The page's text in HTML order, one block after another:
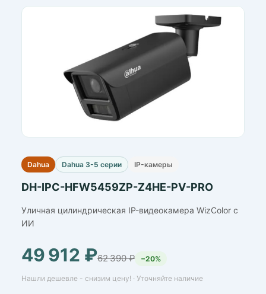
Dahua Dahua 3-5 серии IP-камеры
DH-IPC-HFW5459ZP-Z4HE-PV-PRO
Уличная цилиндрическая IP-видеокамера WizColor с
ИИ
49 912 ₽62 390 ₽ −20%
Нашли дешевле - снизим цену! · Уточняйте наличие